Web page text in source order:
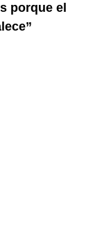
porque el